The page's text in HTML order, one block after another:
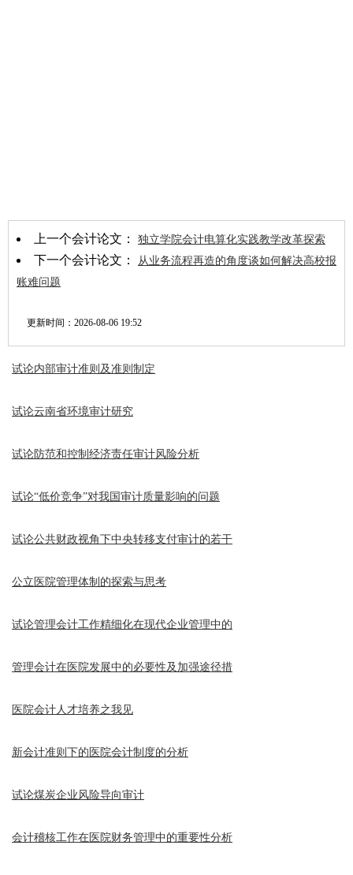
上一个会计论文： 独立学院会计电算化实践教学改革探索
下一个会计论文：
从业务流程再造的角度谈如何解决高校报
账难问题
更新时间： 2026-08-06 19:52
试论内部审计准则及准则制定
试论云南省环境审计研究
试论防范和控制经济责任审计风险分析
试论“低价竞争”对我国审计质量影响的问题
试论公共财政视角下中央转移支付审计的若干
公立医院管理体制的探索与思考
试论管理会计工作精细化在现代企业管理中的
管理会计在医院发展中的必要性及加强途径措
医院会计人才培养之我见
新会计准则下的医院会计制度的分析
试论煤炭企业风险导向审计
会计稽核工作在医院财务管理中的重要性分析